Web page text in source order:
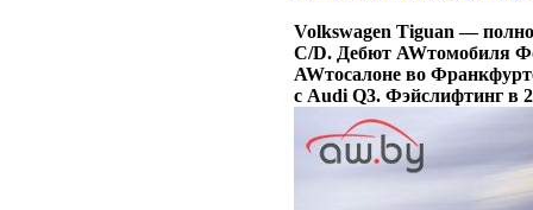
Volkswagen Tiguan —
C/D. Дебют AWтомобиля
AWтосалоне во
с Audi Q3. Фэйслифтинг в